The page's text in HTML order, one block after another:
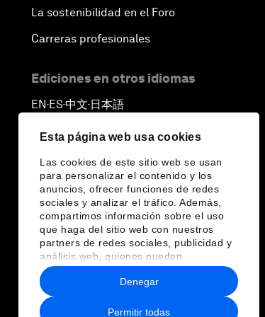
Esta página web usa cookies
Las cookies de este sitio web se usan
para personalizar el contenido y los
anuncios, ofrecer funciones de redes
sociales y analizar el tráfico. Además,
compartimos información sobre el uso
que haga del sitio web con nuestros
partners de redes sociales, publicidad y
análisis web, quienes pueden
combinarla con otra información que les
haya proporcionado o que hayan
recopilado a partir del uso que haya
hecho de sus servicios.
Permitir todas
Denegar
La sostenibilidad en el Foro
Carreras profesionales
Ediciones en otros idiomas
EN ▪ ES▪中文▪ 日本語